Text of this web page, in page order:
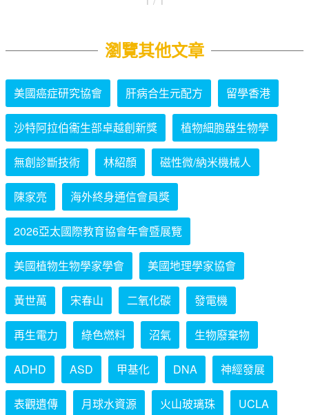
瀏覽其他文章
美國癌症研究協會 肝病合生元配方 留學香港
沙特阿拉伯衞生部卓越創新獎 植物細胞器生物學
無創診斷技術 林紹顏 磁性微/納米機械人
陳家亮 海外終身通信會員獎
2026亞太國際教育協會年會暨展覽
美國植物生物學家學會 美國地理學家協會
黃世萬 宋春山 二氧化碳 發電機
再生電力 綠色燃料 沼氣 生物廢棄物
ADHD ASD 甲基化 DNA 神經發展
表觀遺傳 月球水資源 火山玻璃珠 UCLA